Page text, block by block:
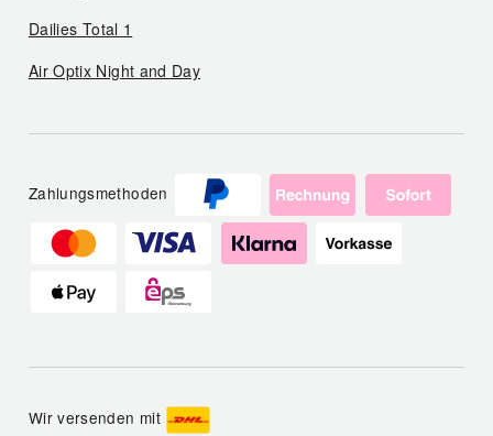
Dailies Total 1
Air Optix Night and Day
Zahlungsmethoden
Wir versenden mit